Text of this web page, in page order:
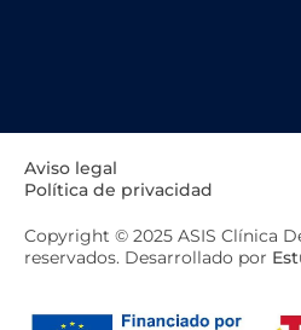
Aviso legal
Política de privacidad
Copyright © 2025 ASIS Clínica
reservados. Desarrollado por